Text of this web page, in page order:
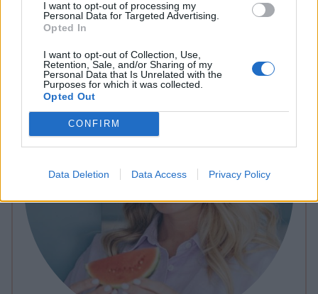
I want to opt-out of processing my
Personal Data for Targeted Advertising.
Opted In
I want to opt-out of Collection, Use,
Retention, Sale, and/or Sharing of my
Personal Data that Is Unrelated with the
Purposes for which it was collected.
Opted Out
CONFIRM
Data Deletion Data Access Privacy Policy